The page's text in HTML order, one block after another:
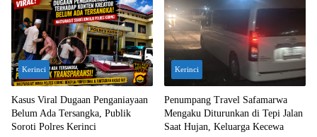
Kerinci
Kasus Viral Dugaan Penganiayaan
Belum Ada Tersangka, Publik
Soroti Polres Kerinci
Kerinci
Penumpang Travel Safamarwa
Mengaku Diturunkan di Tepi Jalan
Saat Hujan, Keluarga Kecewa